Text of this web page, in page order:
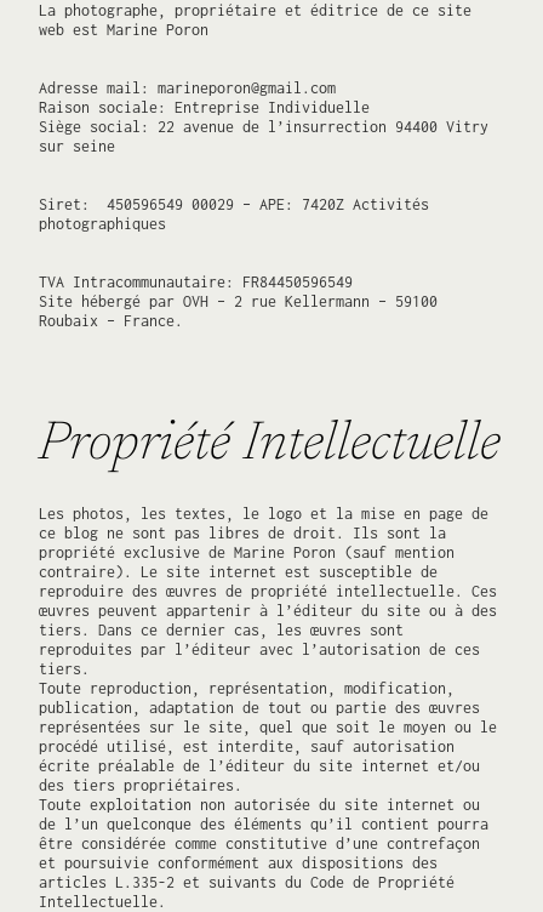
La photographe, propriétaire et éditrice de ce site
web est Marine Poron
Adresse mail: marineporon@gmail.com
Raison sociale: Entreprise Individuelle
Siège social: 22 avenue de l’insurrection 94400 Vitry
sur seine
Siret: 450596549 00029 – APE: 7420Z Activités
photographiques
TVA Intracommunautaire: FR84450596549
Site hébergé par OVH – 2 rue Kellermann – 59100
Roubaix – France.
Propriété Intellectuelle
Les photos, les textes, le logo et la mise en page de
ce blog ne sont pas libres de droit. Ils sont la
propriété exclusive de Marine Poron (sauf mention
contraire). Le site internet est susceptible de
reproduire des œuvres de propriété intellectuelle. Ces
œuvres peuvent appartenir à l’éditeur du site ou à des
tiers. Dans ce dernier cas, les œuvres sont
reproduites par l’éditeur avec l’autorisation de ces
tiers.
Toute reproduction, représentation, modification,
publication, adaptation de tout ou partie des œuvres
représentées sur le site, quel que soit le moyen ou le
procédé utilisé, est interdite, sauf autorisation
écrite préalable de l’éditeur du site internet et/ou
des tiers propriétaires.
Toute exploitation non autorisée du site internet ou
de l’un quelconque des éléments qu’il contient pourra
être considérée comme constitutive d’une contrefaçon
et poursuivie conformément aux dispositions des
articles L.335-2 et suivants du Code de Propriété
Intellectuelle.